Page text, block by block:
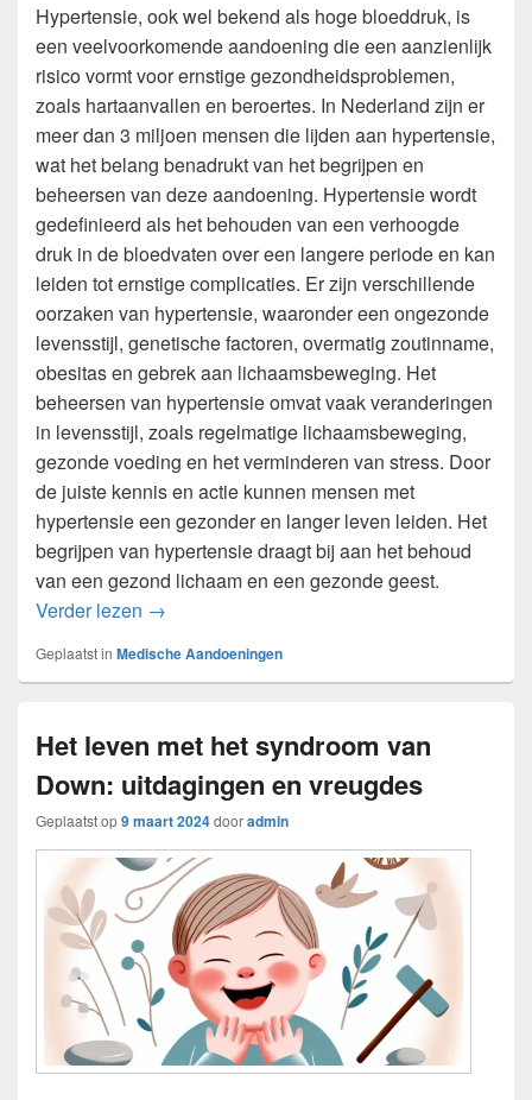
Hypertensie, ook wel bekend als hoge bloeddruk, is
een veelvoorkomende aandoening die een aanzienlijk
risico vormt voor ernstige gezondheidsproblemen,
zoals hartaanvallen en beroertes. In Nederland zijn er
meer dan 3 miljoen mensen die lijden aan hypertensie,
wat het belang benadrukt van het begrijpen en
beheersen van deze aandoening. Hypertensie wordt
gedefinieerd als het behouden van een verhoogde
druk in de bloedvaten over een langere periode en kan
leiden tot ernstige complicaties. Er zijn verschillende
oorzaken van hypertensie, waaronder een ongezonde
levensstijl, genetische factoren, overmatig zoutinname,
obesitas en gebrek aan lichaamsbeweging. Het
beheersen van hypertensie omvat vaak veranderingen
in levensstijl, zoals regelmatige lichaamsbeweging,
gezonde voeding en het verminderen van stress. Door
de juiste kennis en actie kunnen mensen met
hypertensie een gezonder en langer leven leiden. Het
begrijpen van hypertensie draagt bij aan het behoud
van een gezond lichaam en een gezonde geest.
Verder lezen Alles wat je moet weten over hypertensie
→
Geplaatst in Medische Aandoeningen
Het leven met het syndroom van
Down: uitdagingen en vreugdes
Geplaatst op9 maart 2024dooradmin